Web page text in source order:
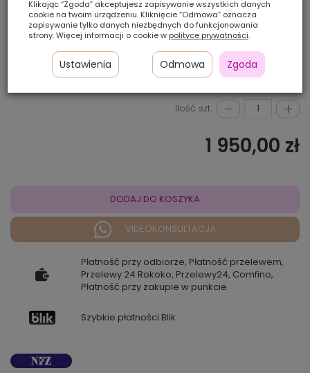
M7s
Ilość szt.:
1 950,00 zł
DODAJ DO KOSZYKA
VIDEOKONSULTACJA
Płatność przy odbiorze, Płatność przelewem,
Przelewy 24 Rokoko, Przelewy24, Comfino,
Płatność przy zakupie w punkcie
Szybkie płatności Blik.
Klikając “Zgoda” akceptujesz zapisywanie wszystkich danych
cookie na twoim urządzeniu. Kliknięcie “Odmowa” oznacza
zapisywanie tylko danych niezbędnych do funkcjonowania
strony. Więcej informacji o cookie w polityce prywatności.
Ustawienia Odmowa Zgoda